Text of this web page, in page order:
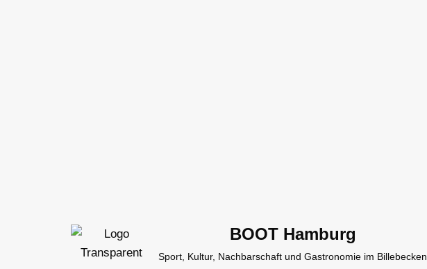
BOOT Hamburg
Sport, Kultur, Nachbarschaft und Gastronomie im Billebecken